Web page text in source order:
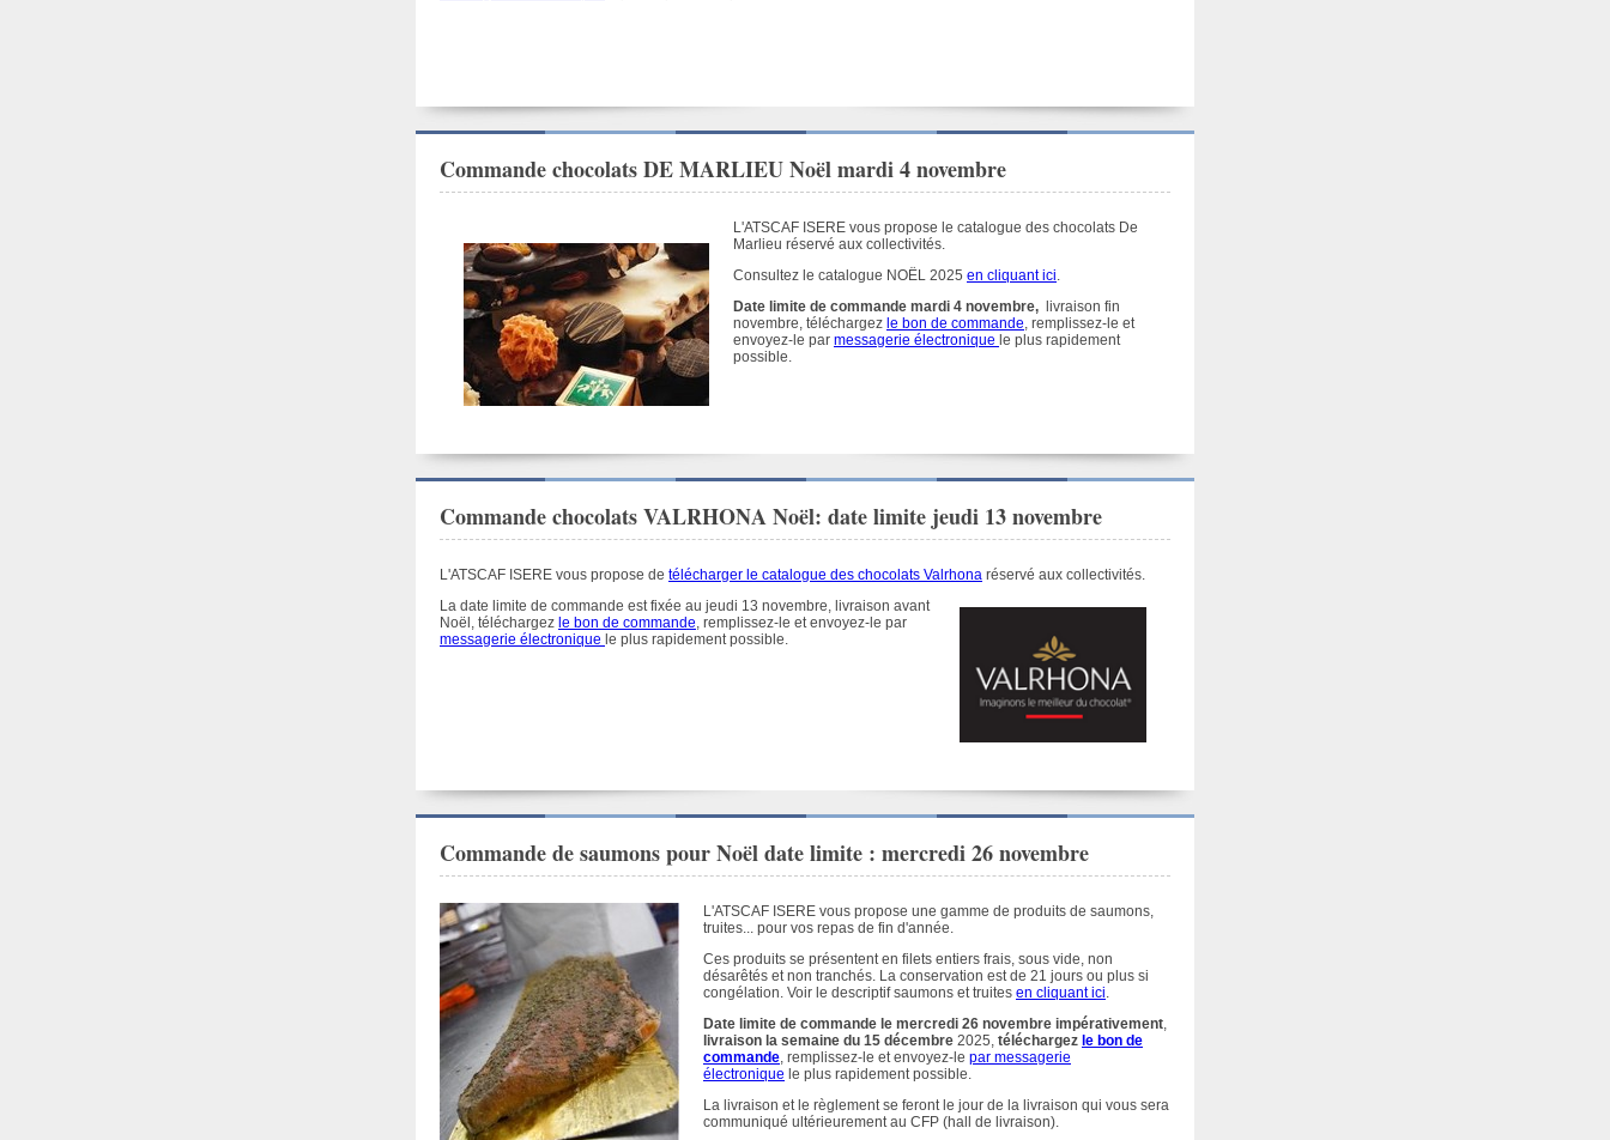
Commande chocolats DE MARLIEU Noël mardi 4 novembre
L'ATSCAF ISERE vous propose le catalogue des chocolats De
Marlieu réservé aux collectivités.
Consultez le catalogue NOËL 2025 en cliquant ici.
Date limite de commande mardi 4 novembre,
livraison fin
novembre, téléchargez le bon de commande, remplissez-le et
envoyez-le par messagerie électronique le plus rapidement
possible.
Commande chocolats VALRHONA Noël: date limite jeudi 13 novembre
L'ATSCAF ISERE vous propose de télécharger le catalogue des chocolats Valrhona réservé aux collectivités.
La date limite de commande est fixée au jeudi 13 novembre, livraison avant
Noël, téléchargez le bon de commande, remplissez-le et envoyez-le par
messagerie électronique le plus rapidement possible.
Commande de saumons pour Noël date limite : mercredi 26 novembre
L'ATSCAF ISERE vous propose une gamme de produits de saumons,
truites... pour vos repas de fin d'année.
Ces produits se présentent en filets entiers frais, sous vide, non
désarêtés et non tranchés. La conservation est de 21 jours ou plus si
congélation. Voir le descriptif saumons et truites en cliquant ici.
Date limite de commande le mercredi 26 novembre impérativement,
livraison la semaine du 15 décembre 2025, téléchargez le bon de
commande, remplissez-le et envoyez-le par messagerie
électronique le plus rapidement possible.
La livraison et le règlement se feront le jour de la livraison qui vous sera
communiqué ultérieurement au CFP (hall de livraison).